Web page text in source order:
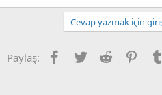
Cevap yazmak için
Paylaş: Facebook
Twitter Reddit